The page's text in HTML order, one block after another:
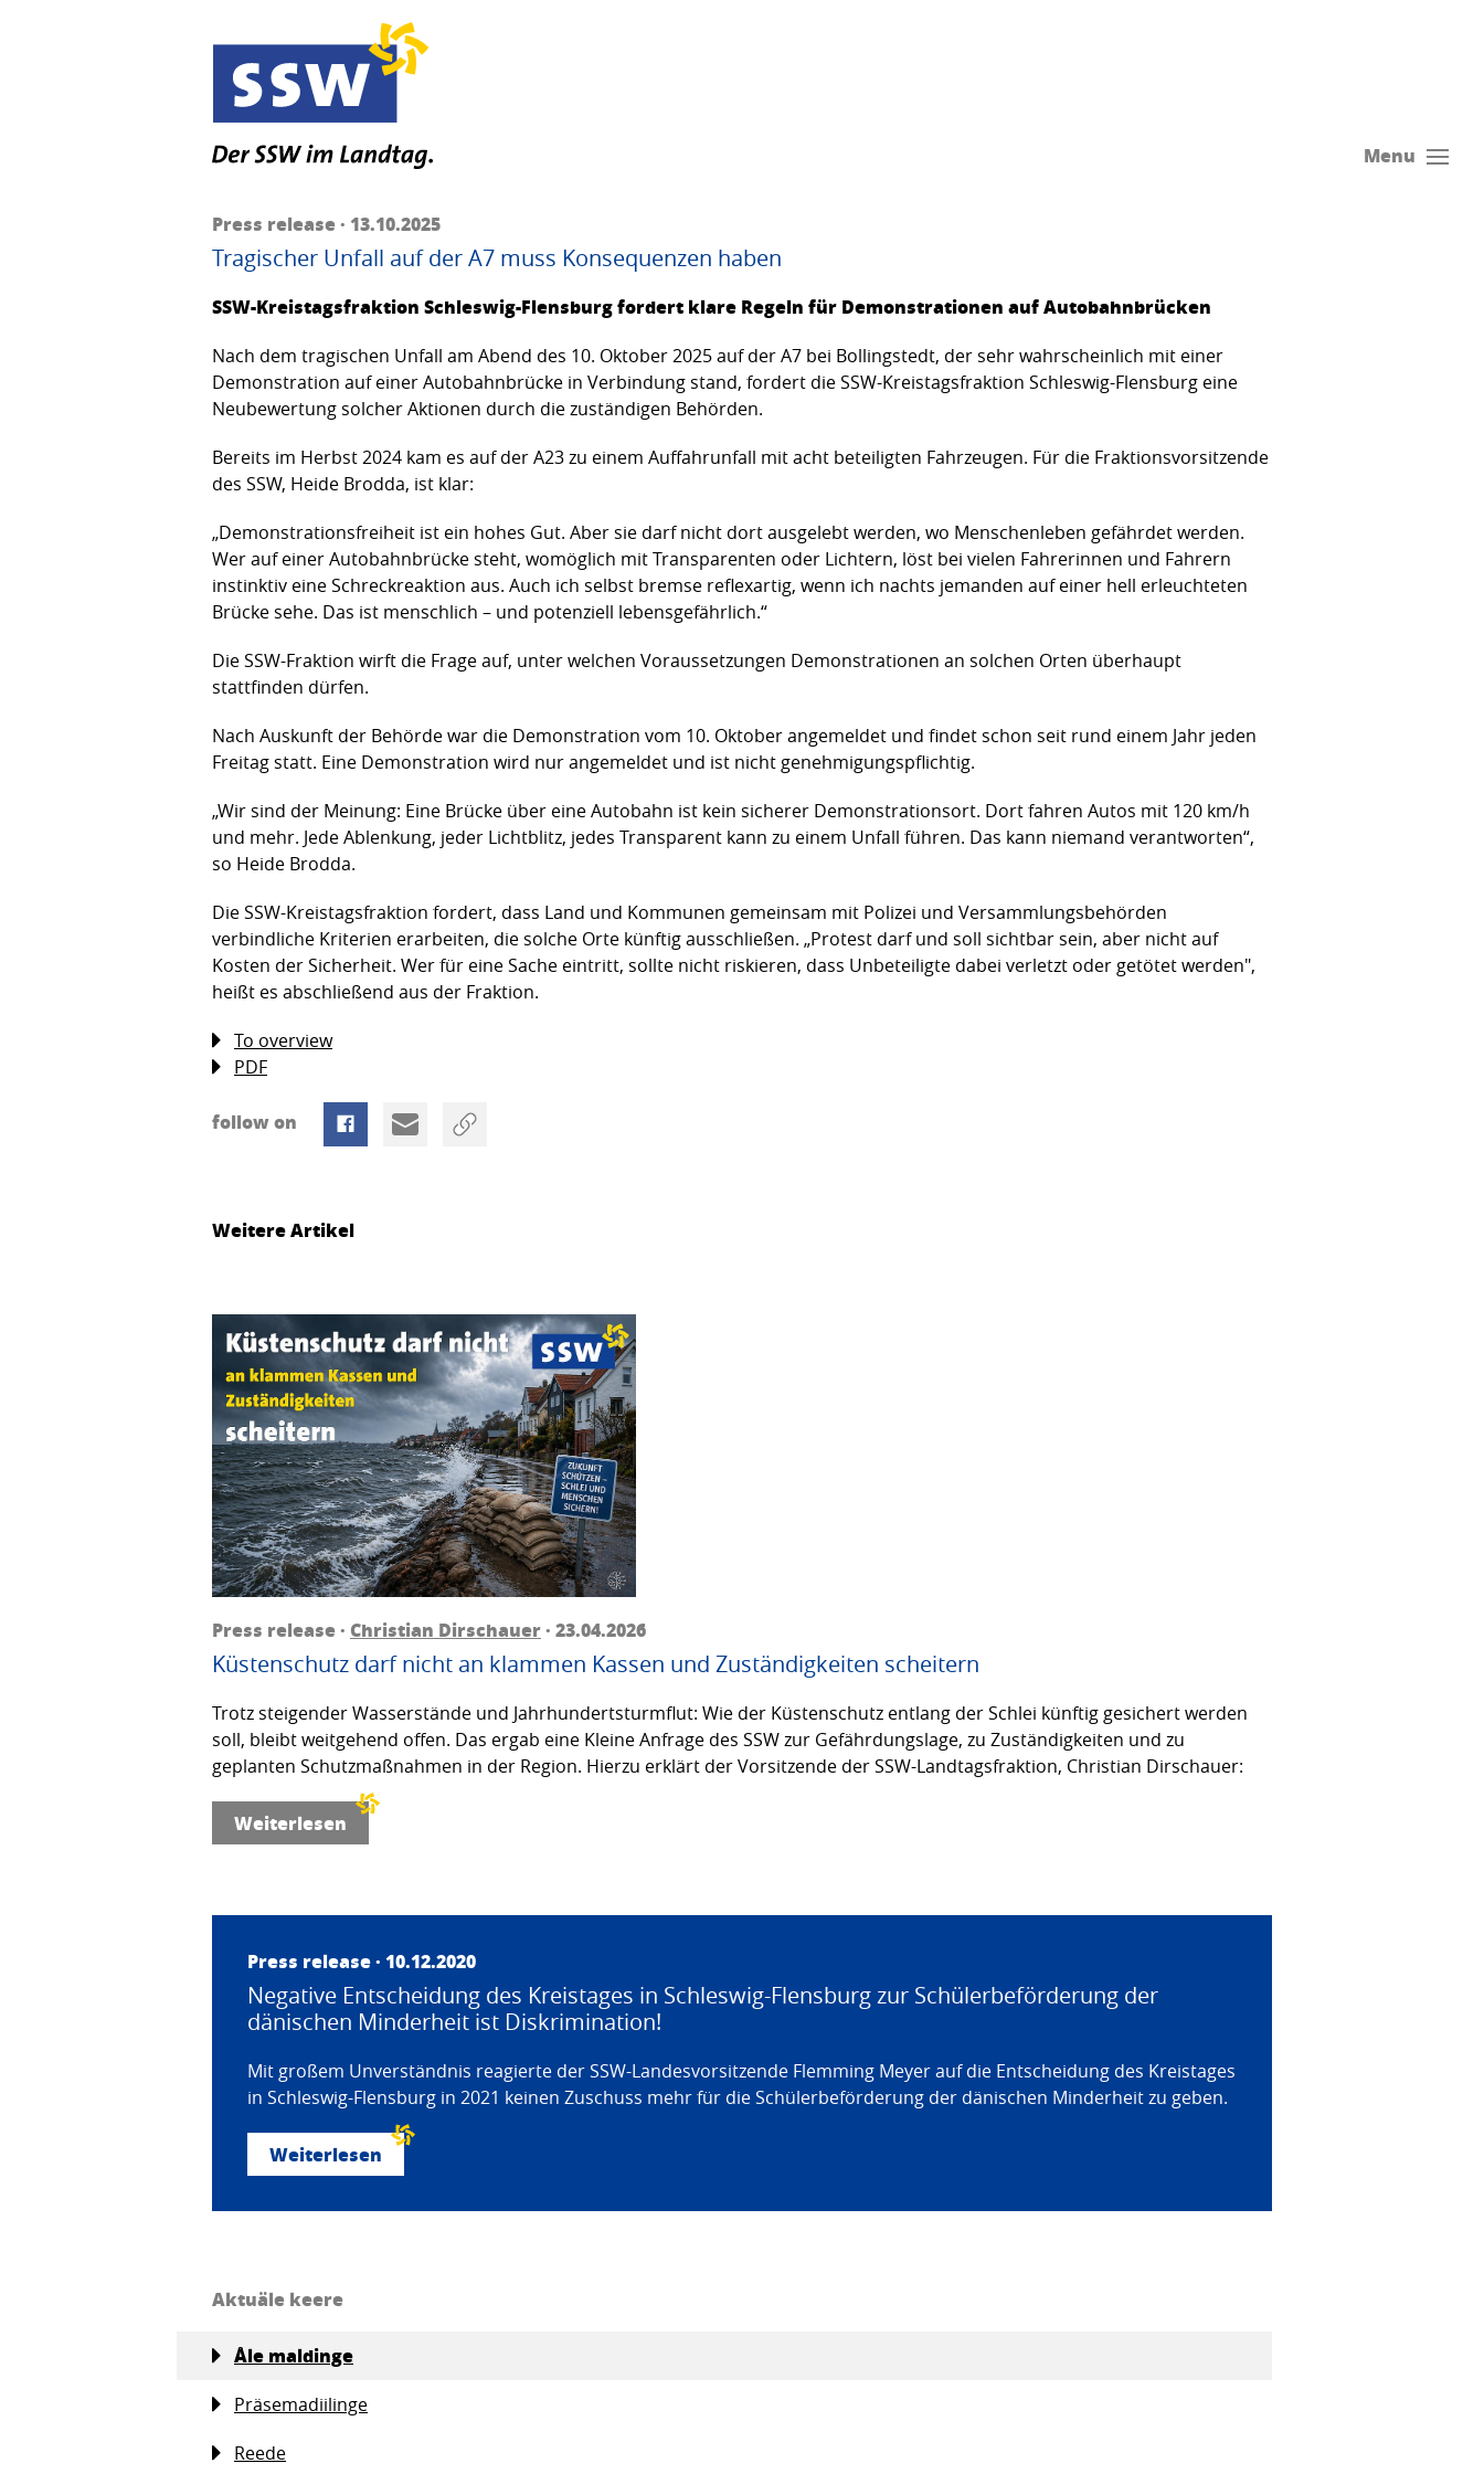
Menu
Press release · 13.10.2025
Tragischer Unfall auf der A7 muss Konsequenzen haben
SSW-Kreistagsfraktion Schleswig-Flensburg fordert klare Regeln für Demonstrationen auf Autobahnbrücken
Nach dem tragischen Unfall am Abend des 10. Oktober 2025 auf der A7 bei Bollingstedt, der sehr wahrscheinlich mit einer
Demonstration auf einer Autobahnbrücke in Verbindung stand, fordert die SSW-Kreistagsfraktion Schleswig-Flensburg eine
Neubewertung solcher Aktionen durch die zuständigen Behörden.
Bereits im Herbst 2024 kam es auf der A23 zu einem Auffahrunfall mit acht beteiligten Fahrzeugen. Für die Fraktionsvorsitzende
des SSW, Heide Brodda, ist klar:
„Demonstrationsfreiheit ist ein hohes Gut. Aber sie darf nicht dort ausgelebt werden, wo Menschenleben gefährdet werden.
Wer auf einer Autobahnbrücke steht, womöglich mit Transparenten oder Lichtern, löst bei vielen Fahrerinnen und Fahrern
instinktiv eine Schreckreaktion aus. Auch ich selbst bremse reflexartig, wenn ich nachts jemanden auf einer hell erleuchteten
Brücke sehe. Das ist menschlich – und potenziell lebensgefährlich.“
Die SSW-Fraktion wirft die Frage auf, unter welchen Voraussetzungen Demonstrationen an solchen Orten überhaupt
stattfinden dürfen.
Nach Auskunft der Behörde war die Demonstration vom 10. Oktober angemeldet und findet schon seit rund einem Jahr jeden
Freitag statt. Eine Demonstration wird nur angemeldet und ist nicht genehmigungspflichtig.
„Wir sind der Meinung: Eine Brücke über eine Autobahn ist kein sicherer Demonstrationsort. Dort fahren Autos mit 120 km/h
und mehr. Jede Ablenkung, jeder Lichtblitz, jedes Transparent kann zu einem Unfall führen. Das kann niemand verantworten“,
so Heide Brodda.
Die SSW-Kreistagsfraktion fordert, dass Land und Kommunen gemeinsam mit Polizei und Versammlungsbehörden
verbindliche Kriterien erarbeiten, die solche Orte künftig ausschließen. „Protest darf und soll sichtbar sein, aber nicht auf
Kosten der Sicherheit. Wer für eine Sache eintritt, sollte nicht riskieren, dass Unbeteiligte dabei verletzt oder getötet werden",
heißt es abschließend aus der Fraktion.
To overview
PDF
follow on
Weitere Artikel
Press release · Christian Dirschauer· 23.04.2026
Küstenschutz darf nicht an klammen Kassen und Zuständigkeiten scheitern
Trotz steigender Wasserstände und Jahrhundertsturmflut: Wie der Küstenschutz entlang der Schlei künftig gesichert werden
soll, bleibt weitgehend offen. Das ergab eine Kleine Anfrage des SSW zur Gefährdungslage, zu Zuständigkeiten und zu
geplanten Schutzmaßnahmen in der Region. Hierzu erklärt der Vorsitzende der SSW-Landtagsfraktion, Christian Dirschauer:
Weiterlesen
Press release · 10.12.2020
Negative Entscheidung des Kreistages in Schleswig-Flensburg zur Schülerbeförderung der
dänischen Minderheit ist Diskrimination!
Mit großem Unverständnis reagierte der SSW-Landesvorsitzende Flemming Meyer auf die Entscheidung des Kreistages
in Schleswig-Flensburg in 2021 keinen Zuschuss mehr für die Schülerbeförderung der dänischen Minderheit zu geben.
Weiterlesen
Aktuäle keere
Åle maldinge
Präsemadiilinge
Reede